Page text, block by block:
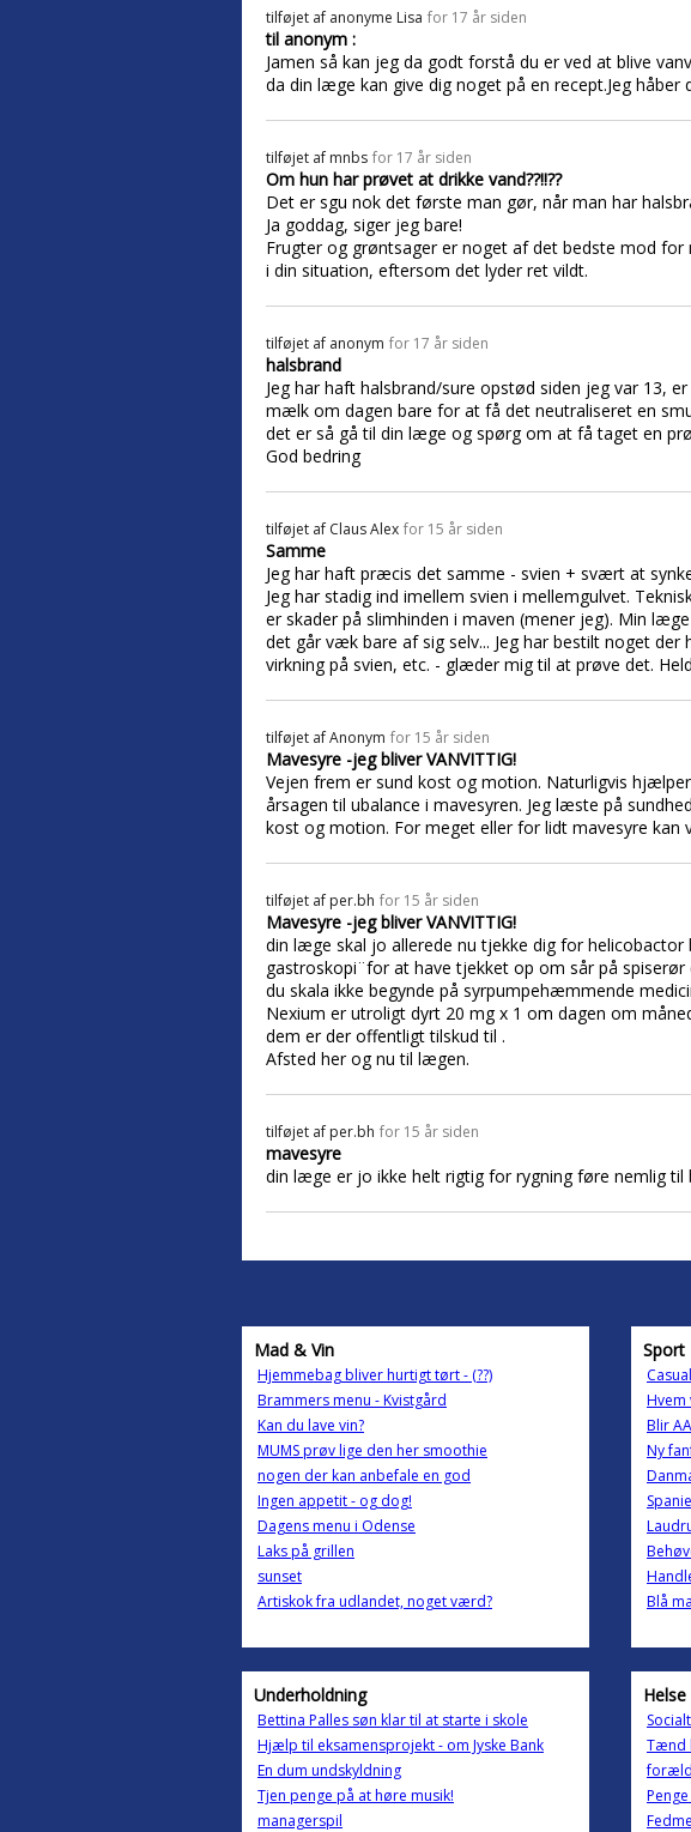
tilføjet af anonyme Lisa for 17 år siden
til anonym :
Jamen så kan jeg da godt forstå du er ved at blive
da din læge kan give dig noget på en recept.Jeg
tilføjet af mnbs for 17 år siden
Om hun har prøvet at drikke vand??!!??
Det er sgu nok det første man gør, når man har
Ja goddag, siger jeg bare!
Frugter og grøntsager er noget af det bedste mod
i din situation, eftersom det lyder ret vildt.
tilføjet af anonym for 17 år siden
halsbrand
Jeg har haft halsbrand/sure opstød siden jeg var 13,
mælk om dagen bare for at få det neutraliseret en
det er så gå til din læge og spørg om at få taget en
God bedring
tilføjet af Claus Alex for 15 år siden
Samme
Jeg har haft præcis det samme - svien + svært at
Jeg har stadig ind imellem svien i mellemgulvet.
er skader på slimhinden i maven (mener jeg). Min
det går væk bare af sig selv... Jeg har bestilt noget
virkning på svien, etc. - glæder mig til at prøve det.
tilføjet afAnonym for 15 år siden
Mavesyre -jeg bliver VANVITTIG!
Vejen frem er sund kost og motion. Naturligvis
årsagen til ubalance i mavesyren. Jeg læste på
kost og motion. For meget eller for lidt mavesyre
tilføjet af per.bh for 15 år siden
Mavesyre -jeg bliver VANVITTIG!
din læge skal jo allerede nu tjekke dig for
gastroskopi¨for at have tjekket op om sår på
du skala ikke begynde på syrpumpehæmmende
Nexium er utroligt dyrt 20 mg x 1 om dagen om
dem er der offentligt tilskud til .
Afsted her og nu til lægen.
tilføjet af per.bh for 15 år siden
mavesyre
din læge er jo ikke helt rigtig for rygning føre nemlig
Mad & Vin
Hjemmebag bliver hurtigt tørt - (??)
Brammers menu - Kvistgård
Kan du lave vin?
MUMS prøv lige den her smoothie
nogen der kan anbefale en god
Ingen appetit - og dog!
Dagens menu i Odense
Laks på grillen
sunset
Artiskok fra udlandet, noget værd?
Sport
Hvem
Blir
Ny
Blå
Underholdning
Bettina Palles søn klar til at starte i skole
Hjælp til eksamensprojekt - om Jyske Bank
En dum undskyldning
Tjen penge på at høre musik!
managerspil
Tænd